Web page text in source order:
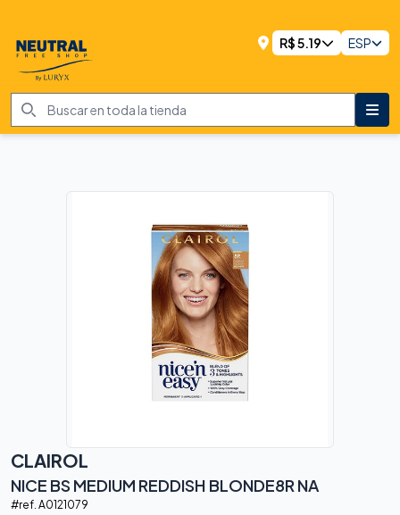
R$5.19 ESP
CLAIROL
NICE BS MEDIUM REDDISH BLONDE8R NA
#ref. A0121079